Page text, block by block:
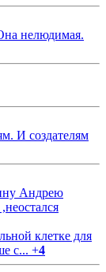
нелюдимая.
И создателям
Андрею
клетке для
с... +4